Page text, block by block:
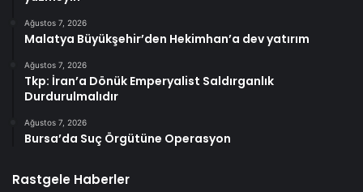
Ağustos 7, 2026
Malatya Büyükşehir’den Hekimhan’a dev yatırım
Ağustos 7, 2026
Tkp: İran’a Dönük Emperyalist Saldırganlık
Durdurulmalıdır
Ağustos 7, 2026
Bursa’da Suç Örgütüne Operasyon
Rastgele Haberler